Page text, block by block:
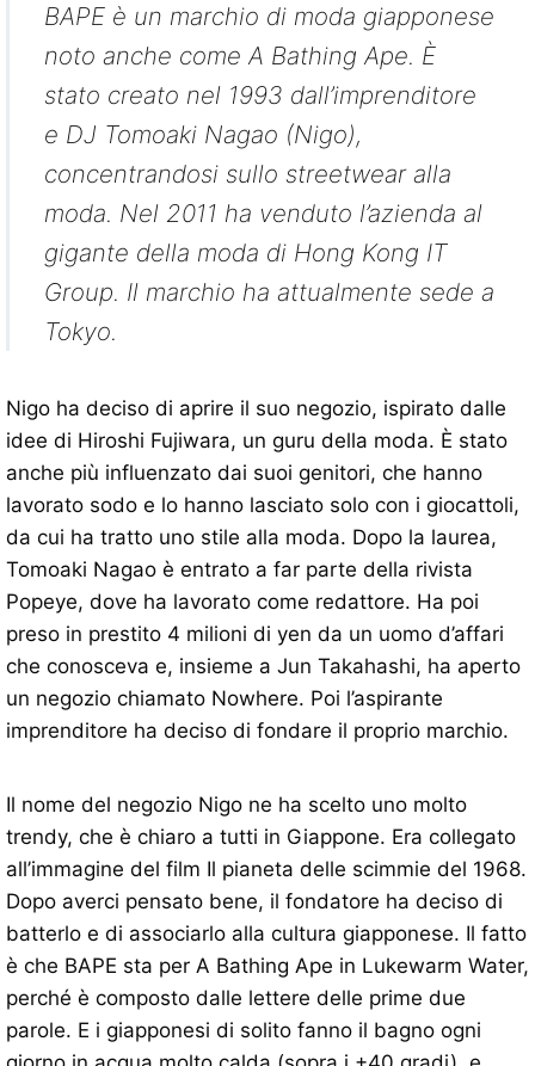
BAPE è un marchio di moda giapponese
noto anche come A Bathing Ape. È
stato creato nel 1993 dall’imprenditore
e DJ Tomoaki Nagao (Nigo),
concentrandosi sullo streetwear alla
moda. Nel 2011 ha venduto l’azienda al
gigante della moda di Hong Kong IT
Group. Il marchio ha attualmente sede a
Tokyo.
Nigo ha deciso di aprire il suo negozio, ispirato dalle
idee di Hiroshi Fujiwara, un guru della moda. È stato
anche più influenzato dai suoi genitori, che hanno
lavorato sodo e lo hanno lasciato solo con i giocattoli,
da cui ha tratto uno stile alla moda. Dopo la laurea,
Tomoaki Nagao è entrato a far parte della rivista
Popeye, dove ha lavorato come redattore. Ha poi
preso in prestito 4 milioni di yen da un uomo d’affari
che conosceva e, insieme a Jun Takahashi, ha aperto
un negozio chiamato Nowhere. Poi l’aspirante
imprenditore ha deciso di fondare il proprio marchio.
Il nome del negozio Nigo ne ha scelto uno molto
trendy, che è chiaro a tutti in Giappone. Era collegato
all’immagine del film Il pianeta delle scimmie del 1968.
Dopo averci pensato bene, il fondatore ha deciso di
batterlo e di associarlo alla cultura giapponese. Il fatto
è che BAPE sta per A Bathing Ape in Lukewarm Water,
perché è composto dalle lettere delle prime due
parole. E i giapponesi di solito fanno il bagno ogni